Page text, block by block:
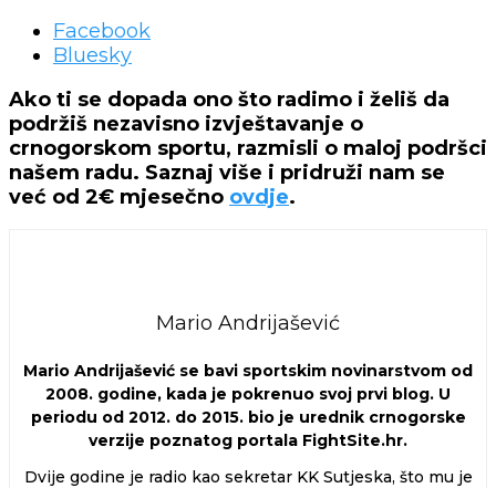
Facebook
Bluesky
Ako ti se dopada ono što radimo i želiš da
podržiš nezavisno izvještavanje o
crnogorskom sportu, razmisli o maloj podršci
našem radu. Saznaj više i pridruži nam se
već od 2€ mjesečno ovdje.
Mario Andrijašević
Mario Andrijašević se bavi sportskim novinarstvom od
2008. godine, kada je pokrenuo svoj prvi blog. U
periodu od 2012. do 2015. bio je urednik crnogorske
verzije poznatog portala FightSite.hr.
Dvije godine je radio kao sekretar KK Sutjeska, što mu je